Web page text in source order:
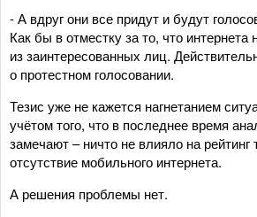
- А вдруг они все придут и будут
Как бы в отместку за то, что интернета
из заинтересованных лиц.
о протестном голосовании.
Тезис уже не кажется нагнетанием
учётом того, что в последнее время
замечают – ничто не влияло на рейтинг
отсутствие мобильного интернета.
А решения проблемы нет.